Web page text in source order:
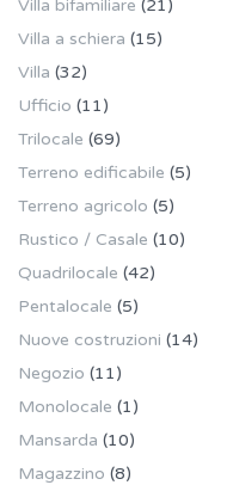
Villa bifamiliare (21)
Villa a schiera (15)
Villa (32)
Ufficio (11)
Trilocale (69)
Terreno edificabile (5)
Terreno agricolo (5)
Rustico / Casale (10)
Quadrilocale (42)
Pentalocale (5)
Nuove costruzioni (14)
Negozio (11)
Monolocale (1)
Mansarda (10)
Magazzino (8)